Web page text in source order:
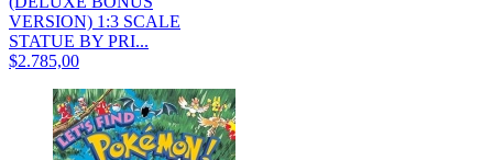
VERSION) 1:3 SCALE
STATUE BY PRI...
$2.785,00